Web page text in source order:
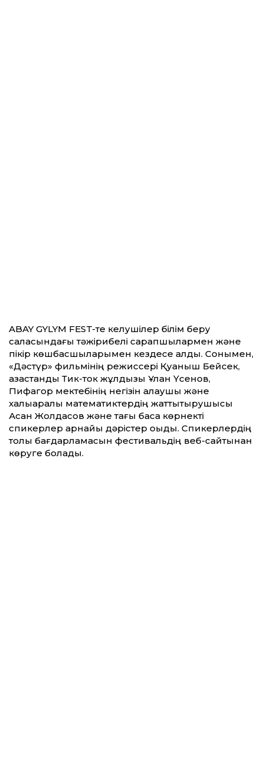
​ABAY GYLYM FEST-те келушілер білім беру
саласындағы тәжірибелі сарапшылармен және
пікір көшбасшыларымен кездесе алды. Сонымен,
«Дәстүр» фильмінің режиссері Қуаныш Бейсек,
қазақстандық Тик-ток жұлдызы Ұлан Үсенов,
Пифагор мектебінің негізін қалаушы және
халықаралық математиктердің жаттықтырушысы
Асан Жолдасов және тағы басқа көрнекті
спикерлер арнайы дәрістер оқыды. Спикерлердің
толық бағдарламасын фестивальдің веб-сайтынан
көруге болады.